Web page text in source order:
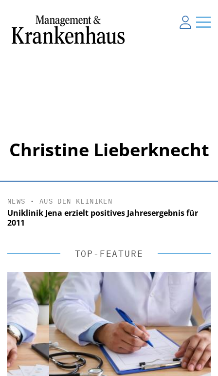
Christine Lieberknecht
NEWS • AUS DEN KLINIKEN
Uniklinik Jena erzielt positives Jahresergebnis für
2011
TOP-FEATURE